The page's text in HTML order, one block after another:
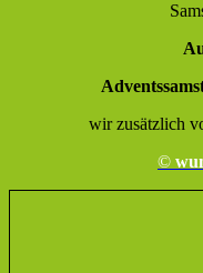
wir zusätzlich
©